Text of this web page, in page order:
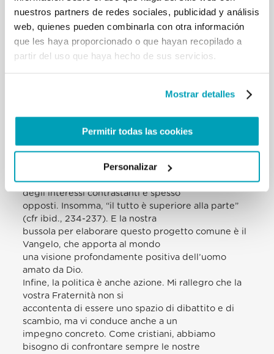
nuestros partners de redes sociales, publicidad y análisis
web, quienes pueden combinarla con otra información
que les haya proporcionado o que hayan recopilado a
partir del uso que haya hecho de sus servicios.
Mostrar detalles
Permitir todas las cookies
Personalizar
riflessione, cioè formulazione di un
progetto comune. Un uomo politico del XVIII
secolo, Edmund Burke, spiegava così
agli elettori di Bristol che non avrebbe potuto
bene dell’intero Paese, per il bene
comune. Come cristiani, comprendiamo che la
l’incontro, si porta avanti con una riflessione
comune, alla ricerca di questo bene
generale, e non semplicemente con il confronto
degli interessi contrastanti e spesso
opposti. Insomma, “il tutto è superiore alla parte”
(cfr ibid., 234-237). E la nostra
bussola per elaborare questo progetto comune è il
Vangelo, che apporta al mondo
una visione profondamente positiva dell’uomo
amato da Dio.
Infine, la politica è anche azione. Mi rallegro che la
vostra Fraternità non si
accontenta di essere uno spazio di dibattito e di
scambio, ma vi conduce anche a un
impegno concreto. Come cristiani, abbiamo
bisogno di confrontare sempre le nostre